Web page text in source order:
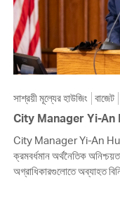
সাশ্রয়ী মূল্যের হাউজিং বাজেট
City Manager Yi-An
City Manager Yi-An
ক্রমবর্ধমান অর্থনৈতিক
অগ্রাধিকারগুলোতে অব্যাহত